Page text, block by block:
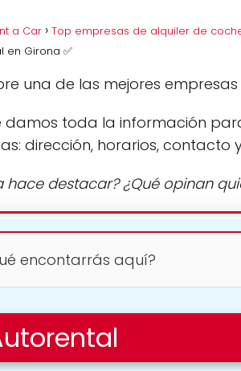
a Car Top empresas de alquiler de
en Girona ✅
una de las mejores
damos toda la información
dirección, horarios, contacto
hace destacar? ¿Qué opinan
encontarrás aquí?